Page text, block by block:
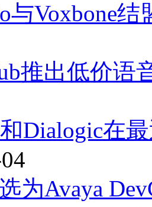
与Voxbone
推出低价语
Dialogic在
为Avaya